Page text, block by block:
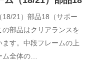
18/21）部品18（サポー
の部品はクリアランスを
す。中段フレームの上
ム全体の…